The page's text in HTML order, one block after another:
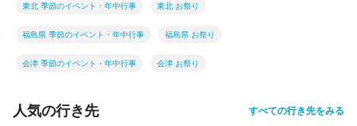
東北 季節のイベント・年中行事 東北 お祭り
福島県 季節のイベント・年中行事 福島県 お祭り
会津 季節のイベント・年中行事 会津 お祭り
人気の行き先 すべての行き先をみる